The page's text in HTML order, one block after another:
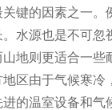
键的因素之一
水源也是不可
地则更适合一些
区由于气候寒
的温室设备和